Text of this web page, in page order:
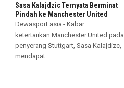
Sasa Kalajdzic Ternyata Berminat
Pindah ke Manchester United
Dewasport.asia - Kabar
ketertarikan Manchester United pada
penyerang Stuttgart, Sasa Kalajdizc,
mendapat...